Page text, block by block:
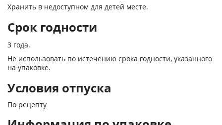
Хранить в недоступном для детей месте.
Срок годности
3 года.
Не использовать по истечению срока годности, указанного
на упаковке.
Условия отпуска
По рецепту